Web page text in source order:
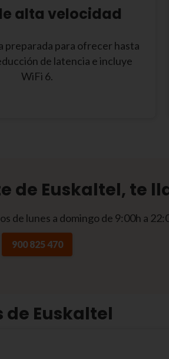
alta velocidad
preparada para ofrecer hasta
de latencia e incluye
WiFi 6.
de Euskaltel, te
de lunes a domingo de 9:00h a
900 825 470
Euskaltel